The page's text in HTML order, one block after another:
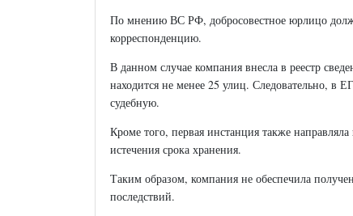
По мнению ВС РФ, добросовестное юрлицо
корреспонденцию.
В данном случае компания внесла в реестр
находится не менее 25 улиц. Следовательно, в
судебную.
Кроме того, первая инстанция также
истечения срока хранения.
Таким образом, компания не обеспечила
последствий.